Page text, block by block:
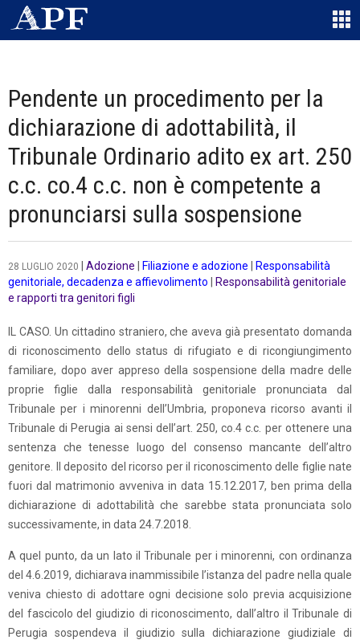
Pendente un procedimento per la
dichiarazione di adottabilità, il
Tribunale Ordinario adito ex art. 250
c.c. co.4 c.c. non è competente a
pronunciarsi sulla sospensione
28 LUGLIO 2020 Adozione Filiazione e adozione
Responsabilità
genitoriale, decadenza e affievolimento
Responsabilità genitoriale
e rapporti tra genitori figli
IL CASO. Un cittadino straniero, che aveva già presentato domanda
di riconoscimento dello status di rifugiato e di ricongiungimento
familiare, dopo aver appreso della sospensione della madre delle
proprie figlie dalla responsabilità genitoriale pronunciata dal
Tribunale per i minorenni dell’Umbria, proponeva ricorso avanti il
Tribunale di Perugia ai sensi dell’art. 250, co.4 c.c. per ottenere una
sentenza che tenesse luogo del consenso mancante dell’altro
genitore. Il deposito del ricorso per il riconoscimento delle figlie nate
fuori dal matrimonio avveniva in data 15.12.2017, ben prima della
dichiarazione di adottabilità che sarebbe stata pronunciata solo
successivamente, in data 24.7.2018.
A quel punto, da un lato il Tribunale per i minorenni, con ordinanza
del 4.6.2019, dichiarava inammissibile l’istanza del padre nella quale
veniva chiesto di adottare ogni decisione solo previa acquisizione
del fascicolo del giudizio di riconoscimento, dall’altro il Tribunale di
Perugia sospendeva il giudizio sulla dichiarazione giudiziale di